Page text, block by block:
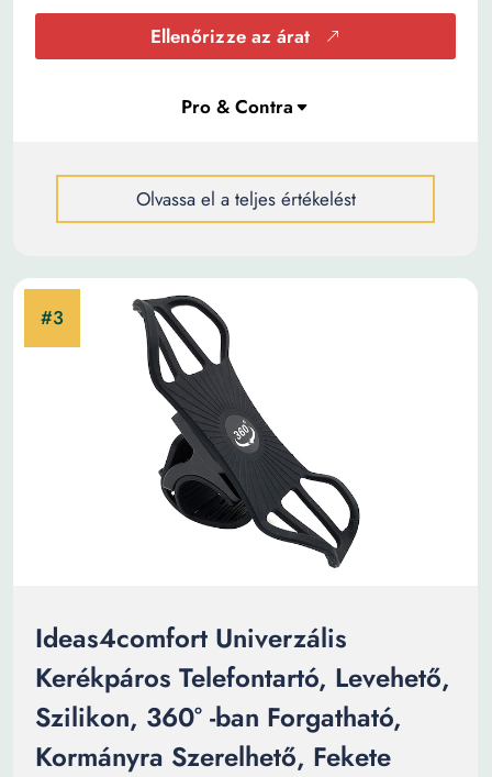
Ellenőrizze az árat
Olvassa el a teljes értékelést
Ideas4comfort Univerzális
Kerékpáros Telefontartó, Levehető,
Szilikon, 360° -ban Forgatható,
Kormányra Szerelhető, Fekete